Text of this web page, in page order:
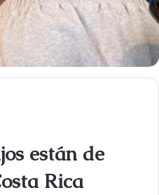
están de
Rica